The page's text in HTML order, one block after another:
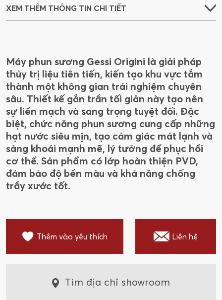
XEM THÊM THÔNG TIN CHI TIẾT
Máy phun sương Gessi Origini là giải pháp
thủy trị liệu tiên tiến, kiến tạo khu vực tắm
thành một không gian trải nghiệm chuyên
sâu. Thiết kế gắn trần tối giản này tạo nên
sự liền mạch và sang trọng tuyệt đối. Đặc
biệt, chức năng phun sương cung cấp những
hạt nước siêu mịn, tạo cảm giác mát lạnh và
sảng khoái mạnh mẽ, lý tưởng để phục hồi
cơ thể. Sản phẩm có lớp hoàn thiện PVD,
đảm bảo độ bền màu và khả năng chống
trầy xước tốt.
Thêm vào yêu thích Liên hệ
Tìm địa chỉ showroom